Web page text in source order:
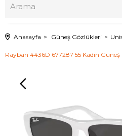
Anasayfa Güneş Gözlükleri
Rayban 4436D 677287 55 Kadın